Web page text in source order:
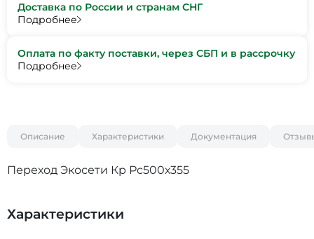
Доставка по России и странам СНГ
Подробнее
Оплата по факту поставки, через СБП и в рассрочку
Подробнее
Описание Характеристики Документация
Переход Экосети Кр Рс500х355
Характеристики